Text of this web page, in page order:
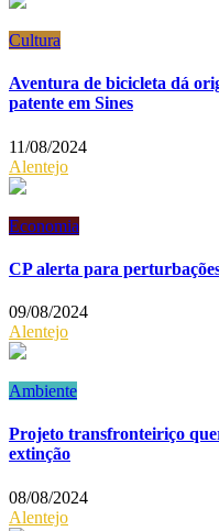
Cultura
Aventura de bicicleta dá
patente em Sines
11/08/2024
Alentejo
Economia
CP alerta para
09/08/2024
Alentejo
Ambiente
Projeto transfronteiriço
extinção
08/08/2024
Alentejo